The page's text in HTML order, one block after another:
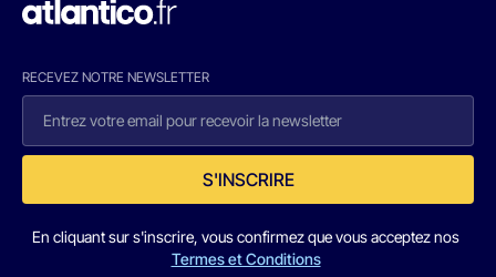
RECEVEZ NOTRE NEWSLETTER
S'INSCRIRE
En cliquant sur s'inscrire, vous confirmez que vous acceptez nos
Termes et Conditions